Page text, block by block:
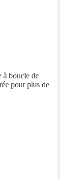
à boucle de
pour plus de